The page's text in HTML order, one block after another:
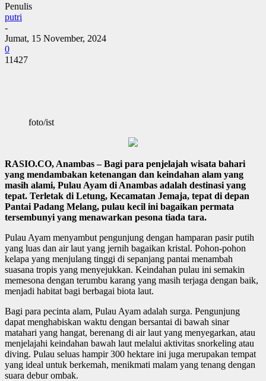
Penulis
putri
-
Jumat, 15 November, 2024
0
11427
foto/ist
RASIO.CO, Anambas – Bagi para penjelajah wisata bahari
yang mendambakan ketenangan dan keindahan alam yang
masih alami, Pulau Ayam di Anambas adalah destinasi yang
tepat. Terletak di Letung, Kecamatan Jemaja, tepat di depan
Pantai Padang Melang, pulau kecil ini bagaikan permata
tersembunyi yang menawarkan pesona tiada tara.
Pulau Ayam menyambut pengunjung dengan hamparan pasir putih
yang luas dan air laut yang jernih bagaikan kristal. Pohon-pohon
kelapa yang menjulang tinggi di sepanjang pantai menambah
suasana tropis yang menyejukkan. Keindahan pulau ini semakin
memesona dengan terumbu karang yang masih terjaga dengan baik,
menjadi habitat bagi berbagai biota laut.
Bagi para pecinta alam, Pulau Ayam adalah surga. Pengunjung
dapat menghabiskan waktu dengan bersantai di bawah sinar
matahari yang hangat, berenang di air laut yang menyegarkan, atau
menjelajahi keindahan bawah laut melalui aktivitas snorkeling atau
diving. Pulau seluas hampir 300 hektare ini juga merupakan tempat
yang ideal untuk berkemah, menikmati malam yang tenang dengan
suara debur ombak.